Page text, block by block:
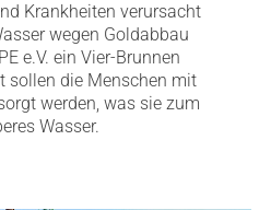
Krankheiten verursacht
wegen Goldabbau
e.V. ein Vier-Brunnen
sollen die Menschen mit
werden, was sie zum
Wasser.